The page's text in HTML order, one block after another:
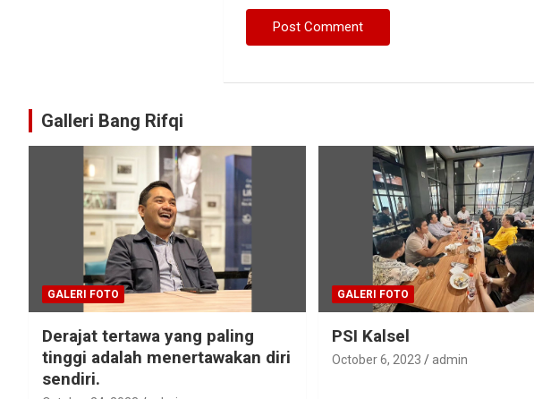
Galleri Bang Rifqi
GALERI FOTO
Derajat tertawa yang paling
tinggi adalah menertawakan diri
sendiri.
GALERI FOTO
PSI Kalsel
October 6, 2023 admin